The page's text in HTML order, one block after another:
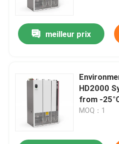
meilleur prix
HD2000
from -
Humidity
MOQ：1